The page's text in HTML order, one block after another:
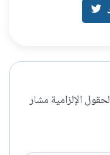
الإلزامية مشار